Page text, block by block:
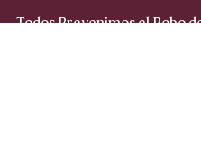
Todos Prevenimos el Robo